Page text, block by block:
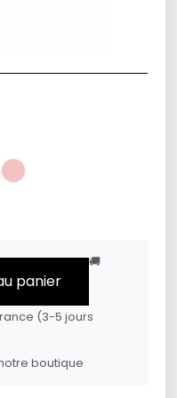
panier
🚚
(3-5 jours
boutique